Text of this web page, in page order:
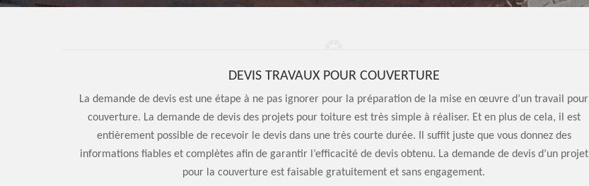
DEVIS TRAVAUX POUR COUVERTURE
La demande de devis est une étape à ne pas ignorer pour la préparation de la mise en œuvre d’un travail pour
couverture. La demande de devis des projets pour toiture est très simple à réaliser. Et en plus de cela, il est
entièrement possible de recevoir le devis dans une très courte durée. Il suffit juste que vous donnez des
informations fiables et complètes afin de garantir l’efficacité de devis obtenu. La demande de devis d’un projet
pour la couverture est faisable gratuitement et sans engagement.